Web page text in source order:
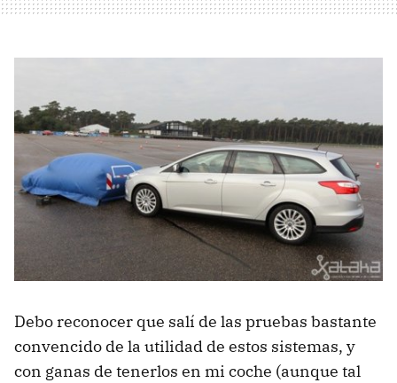
Debo reconocer que salí de las pruebas bastante
convencido de la utilidad de estos sistemas, y
con ganas de tenerlos en mi coche (aunque tal